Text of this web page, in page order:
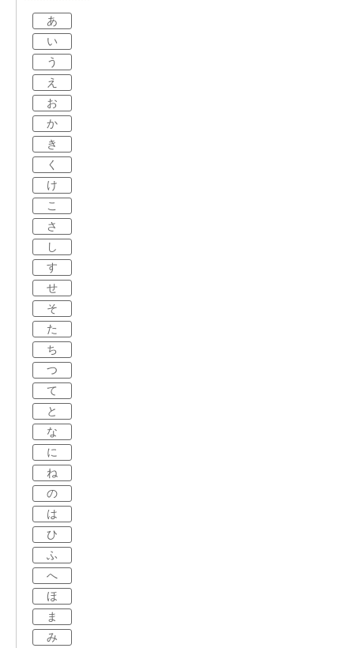
あ
い
う
え
お
か
き
く
け
こ
さ
し
す
せ
そ
た
ち
つ
て
と
な
に
ね
の
は
ひ
ふ
へ
ほ
ま
み